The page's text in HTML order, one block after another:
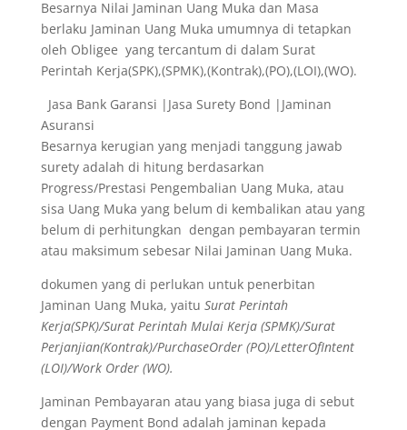
Besarnya Nilai Jaminan Uang Muka dan Masa
berlaku Jaminan Uang Muka umumnya di tetapkan
oleh Obligee yang tercantum di dalam Surat
Perintah Kerja(SPK),(SPMK),(Kontrak),(PO),(LOI),(WO).
Jasa Bank Garansi |Jasa Surety Bond |Jaminan
Asuransi
Besarnya kerugian yang menjadi tanggung jawab
surety adalah di hitung berdasarkan
Progress/Prestasi Pengembalian Uang Muka, atau
sisa Uang Muka yang belum di kembalikan atau yang
belum di perhitungkan dengan pembayaran termin
atau maksimum sebesar Nilai Jaminan Uang Muka.
dokumen yang di perlukan untuk penerbitan
Jaminan Uang Muka, yaitu Surat Perintah
Kerja(SPK)/Surat Perintah Mulai Kerja (SPMK)/Surat
Perjanjian(Kontrak)/PurchaseOrder (PO)/LetterOfIntent
(LOI)/Work Order (WO).
Jaminan Pembayaran atau yang biasa juga di sebut
dengan Payment Bond adalah jaminan kepada